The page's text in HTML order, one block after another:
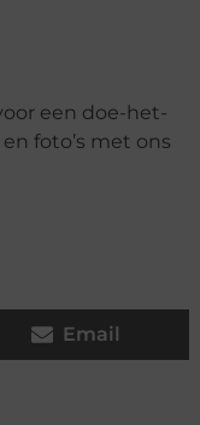
een doe-het-
foto’s met ons
Email